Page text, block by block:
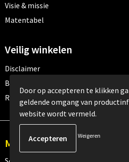
Visie & missie
Matentabel
Veilig winkelen
Disclaimer
Betaalmethoden
Retourneren
Meld je aan voor onze
Door op accepteren te klikken
geldende omgang van
website wordt vermeld.
Weigeren